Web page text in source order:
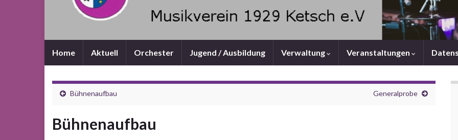
Home Aktuell Orchester Jugend / Ausbildung Verwaltung Veranstaltungen
Bühnenaufbau Generalprobe
Bühnenaufbau